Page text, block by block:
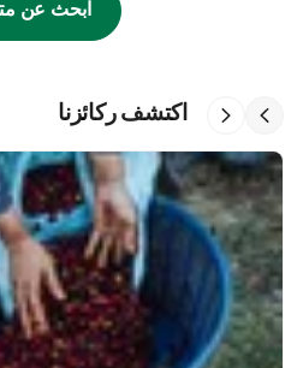
ابحث عن
اكتشف ركائزنا